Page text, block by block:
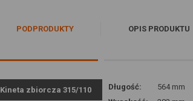
PODPRODUKTY OPIS PRODUKTU
Kineta zbiorcza 315/110 Długość:
564 mm